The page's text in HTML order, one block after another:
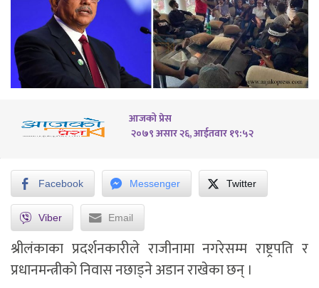
आजको प्रेस
२०७९ असार २६, आईतवार १९:५२
Facebook Messenger Twitter
Viber Email
श्रीलंकाका प्रदर्शनकारीले राजीनामा नगरेसम्म राष्ट्रपति र
प्रधानमन्त्रीको निवास नछाड्ने अडान राखेका छन् ।